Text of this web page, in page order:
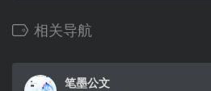
相关导航
笔墨公文